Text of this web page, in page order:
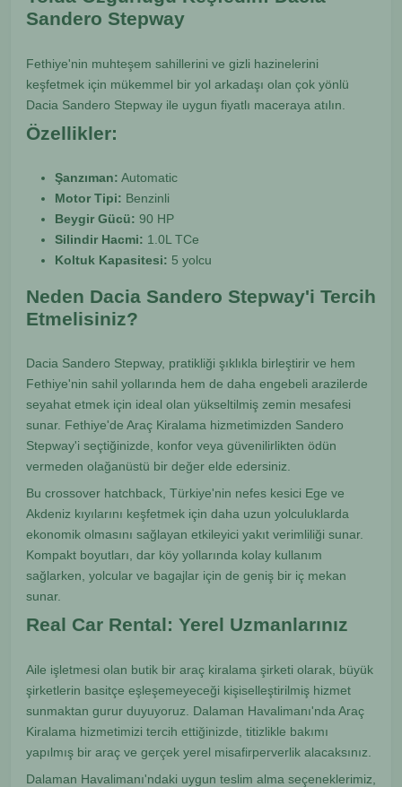
Sandero Stepway
Fethiye'nin muhteşem sahillerini ve gizli hazinelerini
keşfetmek için mükemmel bir yol arkadaşı olan çok yönlü
Dacia Sandero Stepway ile uygun fiyatlı maceraya atılın.
Özellikler:
Şanzıman: Automatic
Motor Tipi: Benzinli
Beygir Gücü: 90 HP
Silindir Hacmi: 1.0L TCe
Koltuk Kapasitesi: 5 yolcu
Neden Dacia Sandero Stepway'i Tercih
Etmelisiniz?
Dacia Sandero Stepway, pratikliği şıklıkla birleştirir ve hem
Fethiye'nin sahil yollarında hem de daha engebeli arazilerde
seyahat etmek için ideal olan yükseltilmiş zemin mesafesi
sunar. Fethiye'de Araç Kiralama hizmetimizden Sandero
Stepway'i seçtiğinizde, konfor veya güvenilirlikten ödün
vermeden olağanüstü bir değer elde edersiniz.
Bu crossover hatchback, Türkiye'nin nefes kesici Ege ve
Akdeniz kıyılarını keşfetmek için daha uzun yolculuklarda
ekonomik olmasını sağlayan etkileyici yakıt verimliliği sunar.
Kompakt boyutları, dar köy yollarında kolay kullanım
sağlarken, yolcular ve bagajlar için de geniş bir iç mekan
sunar.
Real Car Rental: Yerel Uzmanlarınız
Aile işletmesi olan butik bir araç kiralama şirketi olarak, büyük
şirketlerin basitçe eşleşemeyeceği kişiselleştirilmiş hizmet
sunmaktan gurur duyuyoruz. Dalaman Havalimanı'nda Araç
Kiralama hizmetimizi tercih ettiğinizde, titizlikle bakımı
yapılmış bir araç ve gerçek yerel misafirperverlik alacaksınız.
Dalaman Havalimanı'ndaki uygun teslim alma seçeneklerimiz,